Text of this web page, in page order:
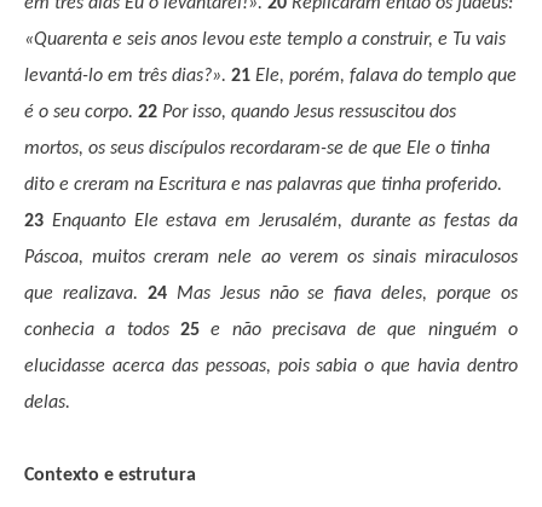
«Quarenta e seis anos levou este templo a construir, e Tu vais
levantá-lo em três dias?». 21 Ele, porém, falava do templo que
é o seu corpo. 22 Por isso, quando Jesus ressuscitou dos
mortos, os seus discípulos recordaram-se de que Ele o tinha
dito e creram na Escritura e nas palavras que tinha proferido.
23 Enquanto Ele estava em Jerusalém, durante as festas da
Páscoa, muitos creram nele ao verem os sinais miraculosos
que realizava. 24 Mas Jesus não se fiava deles, porque os
conhecia a todos 25e não precisava de que ninguém o
elucidasse acerca das pessoas, pois sabia o que havia dentro
delas.
Contexto e estrutura